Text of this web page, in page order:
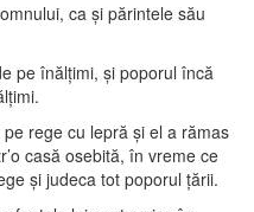
ca şi părintele său
pe înălţimi, şi poporul încă
rege cu lepră şi el a rămas
casă osebită, în vreme ce
şi judeca tot poporul ţării.